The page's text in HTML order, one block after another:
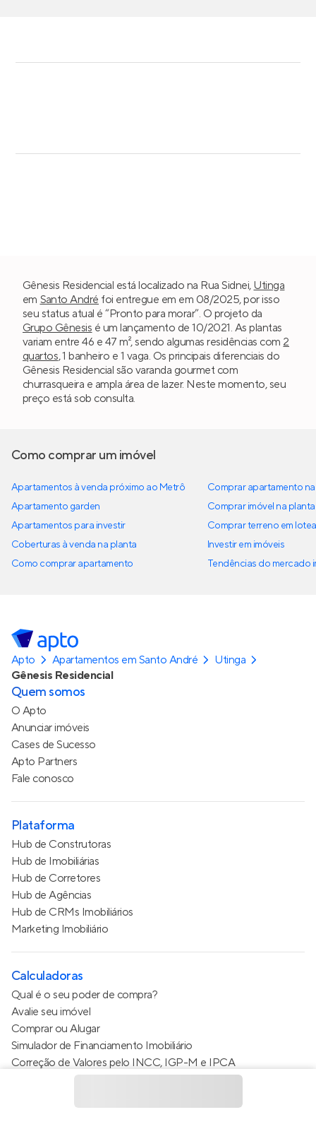
Gênesis Residencial está localizado na Rua Sidnei, Utinga
em Santo André foi entregue em em 08/2025, por isso
seu status atual é “Pronto para morar”. O projeto da
Grupo Gênesis é um lançamento de 10/2021. As plantas
variam entre 46 e 47 m², sendo algumas residências com 2
quartos, 1 banheiro e 1 vaga. Os principais diferenciais do
Gênesis Residencial são varanda gourmet com
churrasqueira e ampla área de lazer. Neste momento, seu
preço está sob consulta.
Como comprar um imóvel
Apartamentos à venda próximo ao Metrô
Apartamento garden
Apartamentos para investir
Coberturas à venda na planta
Como comprar apartamento
Comprar apartamento
Comprar imóvel na planta
Comprar terreno em
Investir em imóveis
Tendências do mercado
Apto Apartamentos em Santo André
Utinga
Gênesis Residencial
Quem somos
O Apto
Anunciar imóveis
Cases de Sucesso
Apto Partners
Fale conosco
Plataforma
Hub de Construtoras
Hub de Imobiliárias
Hub de Corretores
Hub de Agências
Hub de CRMs Imobiliários
Marketing Imobiliário
Calculadoras
Qual é o seu poder de compra?
Avalie seu imóvel
Comprar ou Alugar
Simulador de Financiamento Imobiliário
Correção de Valores pelo INCC, IGP-M e IPCA
Estimativa de valor do condomínio